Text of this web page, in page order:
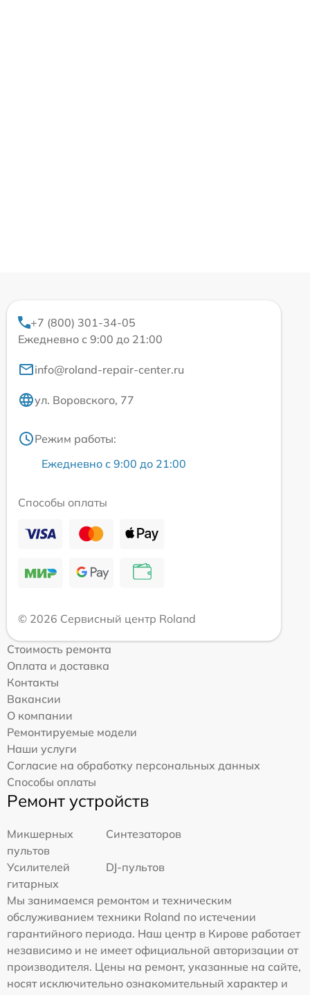
+7 (800) 301-34-05
Ежедневно с 9:00 до 21:00
info@roland-repair-center.ru
ул. Воровского, 77
Режим работы:
Ежедневно с 9:00 до 21:00
Способы оплаты
© 2026 Сервисный центр Roland
Стоимость ремонта
Оплата и доставка
Контакты
Вакансии
О компании
Ремонтируемые модели
Наши услуги
Согласие на обработку персональных данных
Способы оплаты
Ремонт устройств
Микшерных
пультов
Синтезаторов
Усилителей
гитарных
DJ-пультов
Мы занимаемся ремонтом и техническим
обслуживанием техники Roland по истечении
гарантийного периода. Наш центр в Кирове работает
независимо и не имеет официальной авторизации от
производителя. Цены на ремонт, указанные на сайте,
носят исключительно ознакомительный характер и